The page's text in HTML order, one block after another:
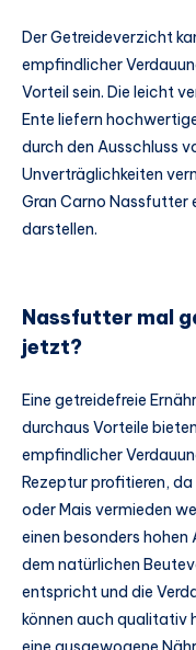
Der Getreideverzicht
empfindlicher
Vorteil sein. Die leicht
Ente liefern
durch den Ausschluss
Unverträglichkeiten
Gran Carno Nassfutter
darstellen.
Nassfutter mal
jetzt?
Eine getreidefreie
durchaus Vorteile
empfindlicher
Rezeptur profitieren,
oder Mais vermieden
einen besonders
dem natürlichen
entspricht und die
können auch qualitativ